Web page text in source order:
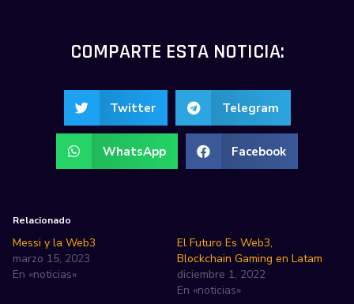
COMPARTE ESTA NOTICIA:
Twitter Telegram
WhatsApp Facebook
Relacionado
Messi y la Web3
marzo 15, 2023
En «noticias»
El Futuro Es Web3,
Blockchain Gaming en Latam
diciembre 1, 2022
En «noticias»